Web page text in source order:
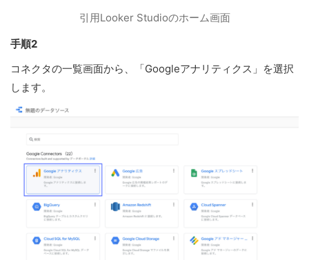
引用Looker Studioのホーム画面
手順2
コネクタの一覧画面から、「Googleアナリティクス」を選択
します。